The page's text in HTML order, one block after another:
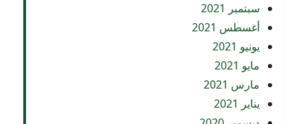
سبتمبر 2021
أغسطس 2021
يونيو 2021
مايو 2021
مارس 2021
يناير 2021